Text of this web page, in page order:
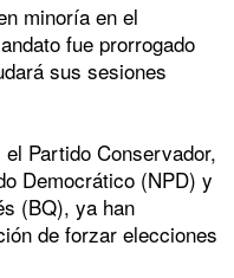
minoría en el
fue prorrogado
sus sesiones
Partido Conservador,
Democrático (NPD) y
(BQ), ya han
de forzar elecciones